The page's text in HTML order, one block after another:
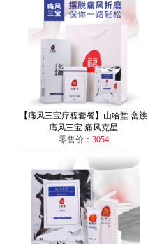
【痛风三宝疗程套餐】山哈堂 畲族
痛风三宝 痛风克星
零售价： 3054